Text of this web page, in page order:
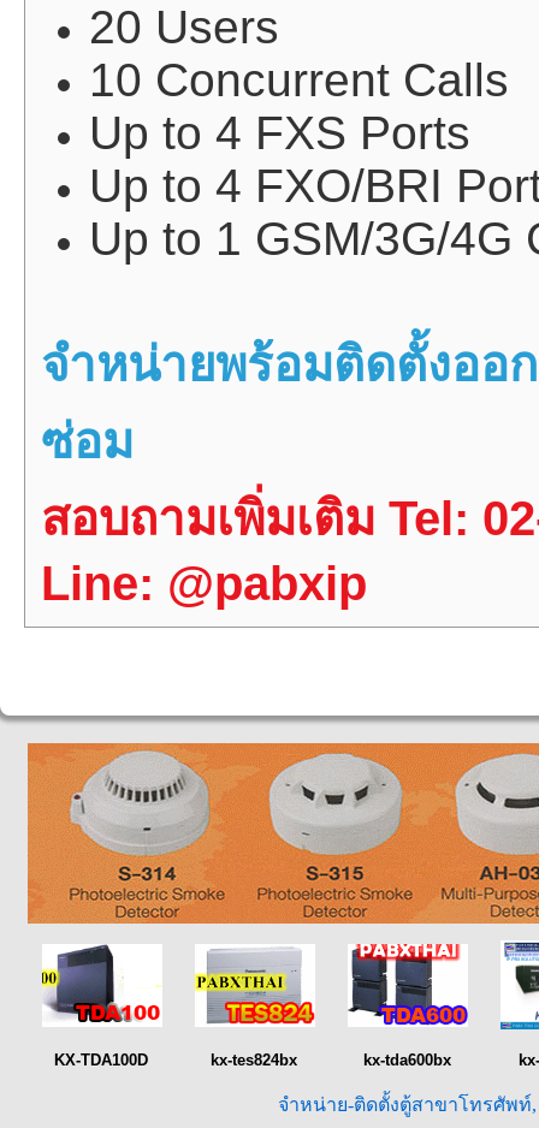
20 Users
10 Concurrent Calls
Up to 4 FXS Ports
Up to 4 FXO/BRI
Up to 1 GSM/3G/4G
จำหน่ายพร้อมติดตั้งออ
ซ่อม
สอบถามเพิ่มเติม Tel:
Line: @pabxip
KX-TDA100D kx-tes824bx kx-tda600bx
จำหน่าย-ติดตั้งตู้สาขาโทรศัพ